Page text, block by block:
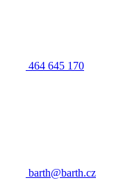
464 645 170
barth@barth.cz